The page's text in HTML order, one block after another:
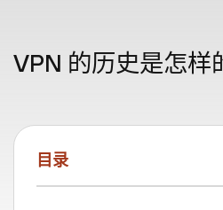
VPN 的历史是怎样
目录